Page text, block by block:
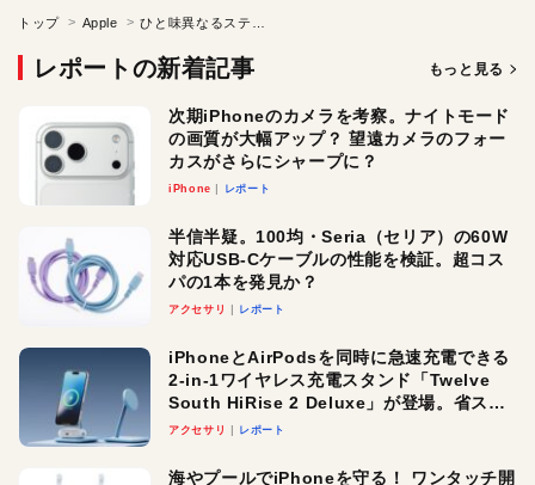
トップ Apple ひと味異なるステンカラーコートのコーディネート 2017 JAN.
レポートの新着記事 もっと見る
次期iPhoneのカメラを考察。ナイトモード
の画質が大幅アップ？ 望遠カメラのフォー
カスがさらにシャープに？
iPhone レポート
半信半疑。100均・Seria（セリア）の60W
対応USB-Cケーブルの性能を検証。超コス
パの1本を発見か？
アクセサリ レポート
iPhoneとAirPodsを同時に急速充電できる
2-in-1ワイヤレス充電スタンド「Twelve
South HiRise 2 Deluxe」が登場。省スペ
ースでおしゃれに充電したい人にオスス
アクセサリ レポート
海やプールでiPhoneを守る！ ワンタッチ開